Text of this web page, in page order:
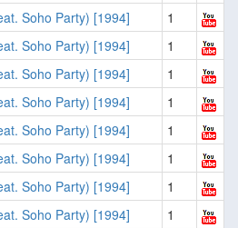
Soho Party) [1994]
1
Soho Party) [1994]
1
Soho Party) [1994]
1
Soho Party) [1994]
1
Soho Party) [1994]
1
Soho Party) [1994]
1
Soho Party) [1994]
1
Soho Party) [1994]
1